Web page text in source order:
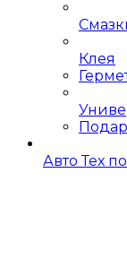
Клея
Авто Тех